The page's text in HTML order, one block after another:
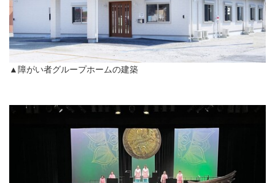
▲障がい者グループホームの建築